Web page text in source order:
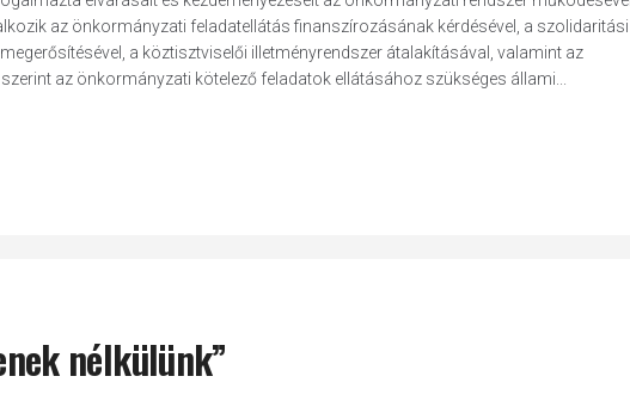
az önkormányzati feladatellátás finanszírozásának kérdésével, a szolidaritási
a köztisztviselői illetményrendszer átalakításával, valamint az
az önkormányzati kötelező feladatok ellátásához szükséges állami...
nélkülünk”